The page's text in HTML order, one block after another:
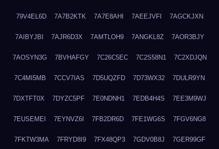
79V4EL6D 7A7B2KTK 7A7E8AHI 7AEEJVFI 7AGCKJXN
7AIBYJBI 7AJR6D3X 7AMTLOH9 7ANGKL8Z 7AOR3BJY
7AOSYN3G 7BVHAFGY 7C26C5EC 7C2S58N1 7C2XDJQN
7C4MI5MB 7CCV7IAS 7D5UQZFD 7D73WX32 7DULR9YN
7DXTFT0X 7DYZC5PF 7E0NDNH1 7EDB4H4S 7EE3M9WJ
7EUSEMEI 7EYNVZ6I 7FB2DR6D 7FE1WG6S 7FGV6NG8
7FKTW3MA 7FRYD8I9 7FX48QP3 7GDV0B8J 7GER99GF